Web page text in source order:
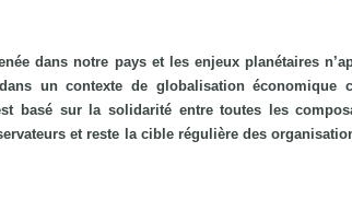
dans notre pays et les enjeux planétaires
un contexte de globalisation économique
basé sur la solidarité entre toutes les
et reste la cible régulière des